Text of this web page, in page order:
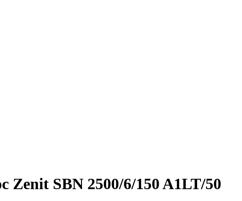
SBN 2500/6/150 A1LT/50